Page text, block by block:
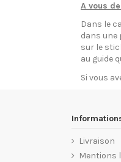
A vous
Dans le
dans une
sur le
au guide
Si vous
Livraison
Mentions